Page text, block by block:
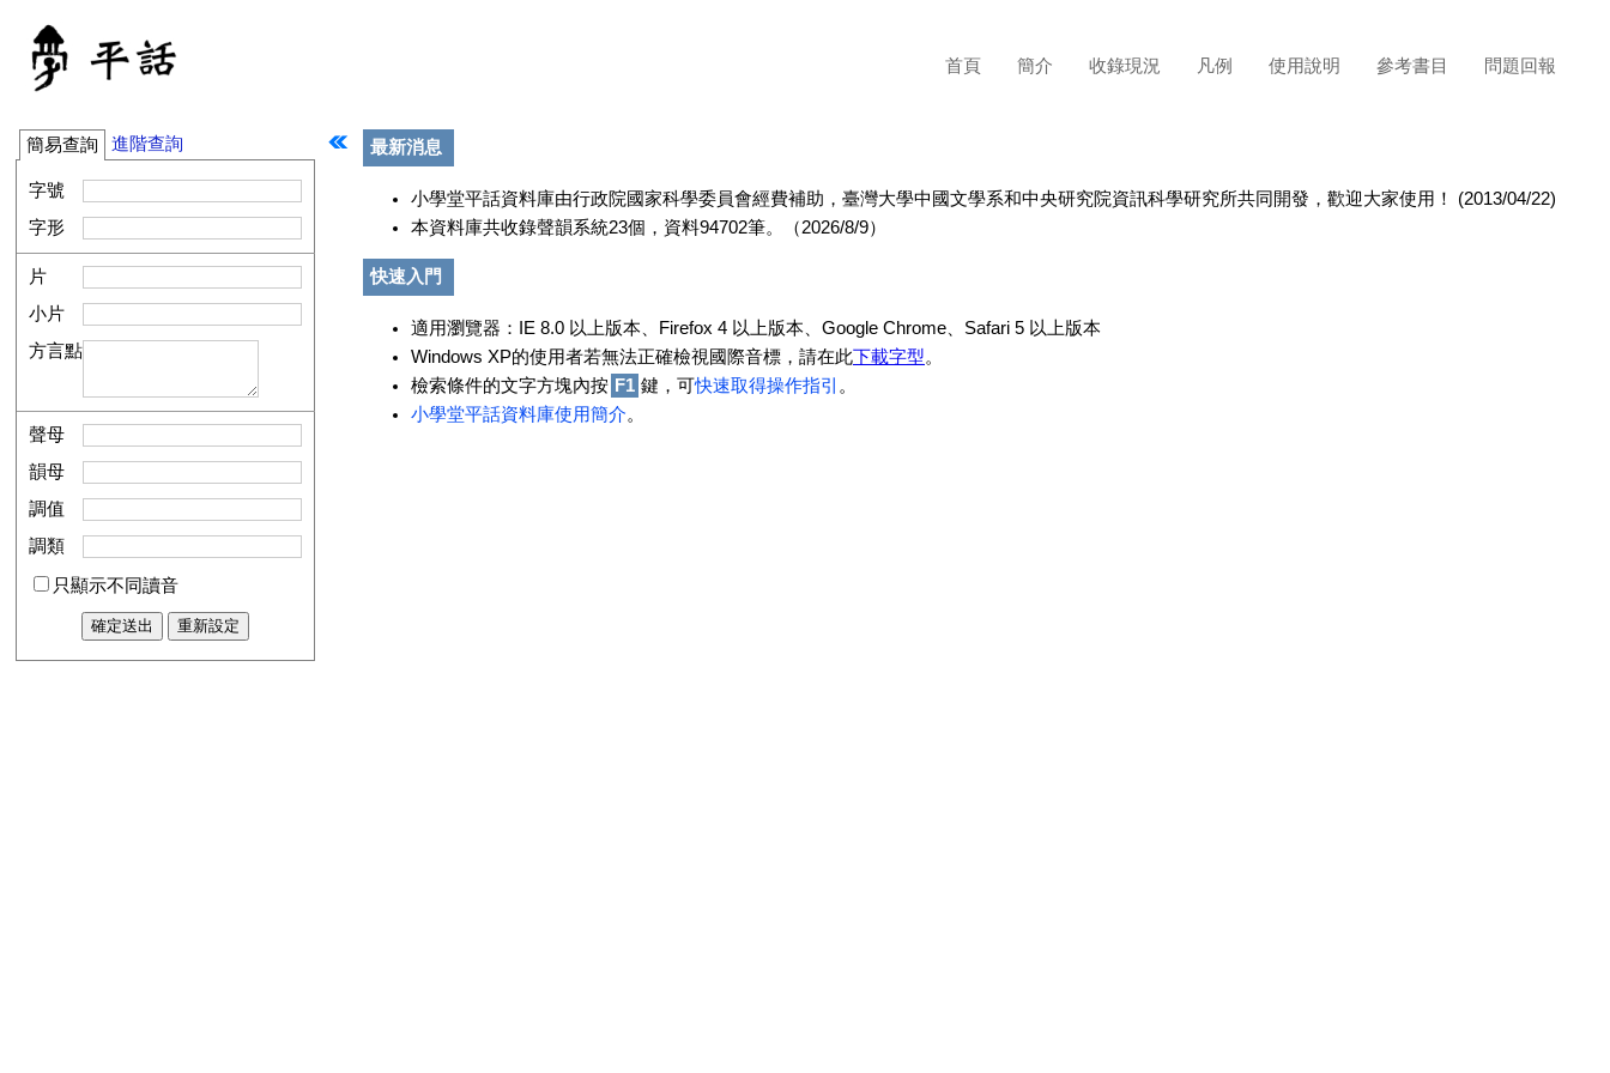
首頁 簡介 收錄現況 凡例 使用說明 參考書目 問題回報
簡易查詢 進階查詢
字號
字形
片
小片
方言點
聲母
韻母
調值
調類
只顯示不同讀音
最新消息
小學堂平話資料庫由行政院國家科學委員會經費補助，臺灣大學中國文學系和中央研究院資訊科學研究所共同開發，歡迎大家使用！ (2013/04/22)
本資料庫共收錄聲韻系統23個，資料94702筆。（2026/8/9）
快速入門
適用瀏覽器：IE 8.0 以上版本、Firefox 4 以上版本、Google Chrome、Safari 5 以上版本
Windows XP的使用者若無法正確檢視國際音標，請在此下載字型。
檢索條件的文字方塊內按 F1 鍵，可快速取得操作指引 。
小學堂平話資料庫使用簡介。